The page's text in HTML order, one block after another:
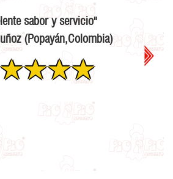
sabor y servicio"
(Popayán,Colombia)